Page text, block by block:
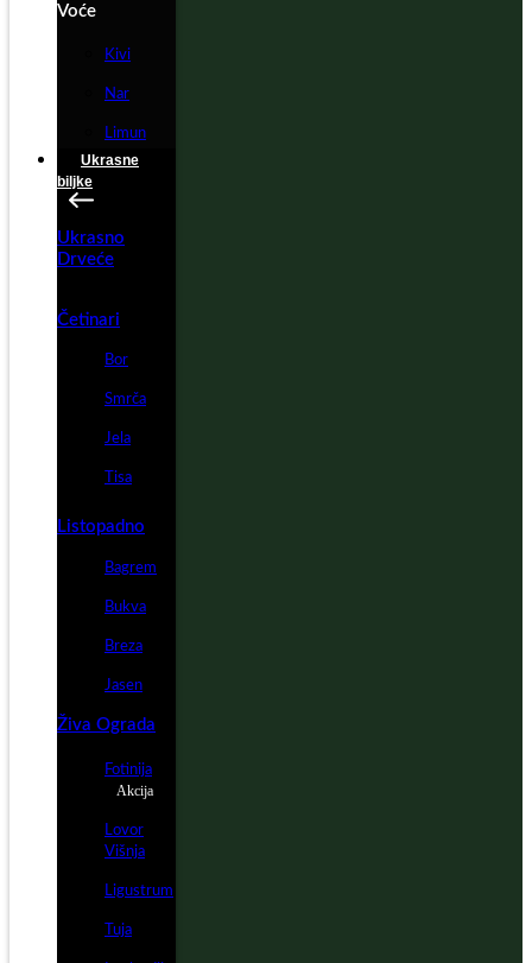
Voće
Kivi
Nar
Limun
Ukrasne
biljke
Ukrasno
Drveće
Četinari
Bor
Smrča
Jela
Tisa
Listopadno
Bagrem
Bukva
Breza
Jasen
Živa Ograda
Fotinija
Akcija
Lovor
Višnja
Ligustrum
Tuja